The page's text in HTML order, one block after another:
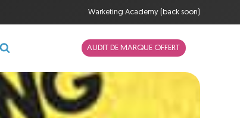
Warketing Academy (back soon)
AUDIT DE MARQUE OFFERT